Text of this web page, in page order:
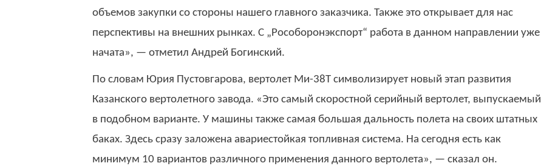
объемов закупки со стороны нашего главного заказчика. Также это открывает для нас
перспективы на внешних рынках. С „Рособоронэкспорт“ работа в данном направлении уже
начата», — отметил Андрей Богинский.
По словам Юрия Пустовгарова, вертолет Ми-38Т символизирует новый этап развития
Казанского вертолетного завода. «Это самый скоростной серийный вертолет, выпускаемый
в подобном варианте. У машины также самая большая дальность полета на своих штатных
баках. Здесь сразу заложена авариестойкая топливная система. На сегодня есть как
минимум 10 вариантов различного применения данного вертолета», — сказал он.